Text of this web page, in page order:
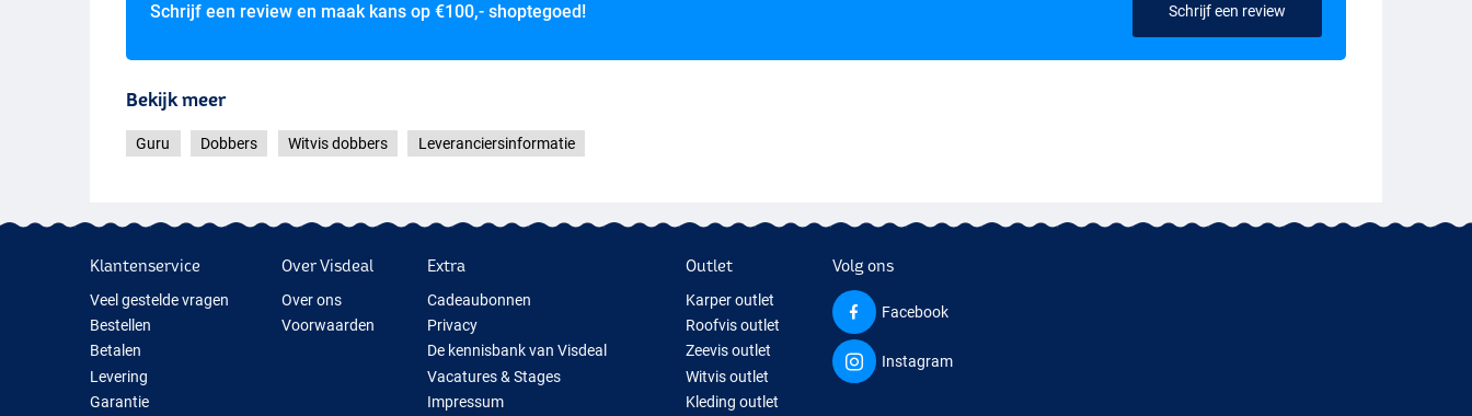
Foam
Schrijf een review en maak kans op €100,- shoptegoed! Schrijf een review
Bekijk meer
Guru Dobbers Witvis dobbers Leveranciersinformatie
Klantenservice
Veel gestelde vragen
Bestellen
Betalen
Levering
Garantie
Over Visdeal
Over ons
Voorwaarden
Extra
Cadeaubonnen
Privacy
De kennisbank van Visdeal
Vacatures & Stages
Impressum
Outlet
Karper outlet
Roofvis outlet
Zeevis outlet
Witvis outlet
Kleding outlet
Volg ons
Facebook
Instagram